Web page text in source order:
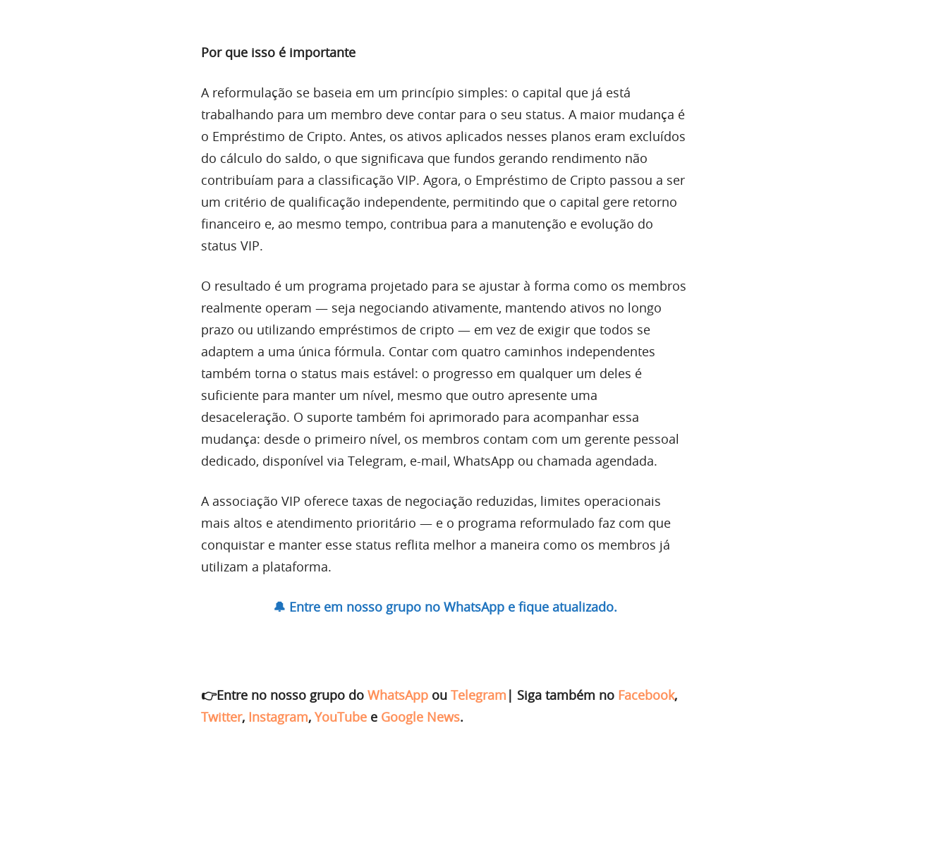
Por que isso é importante
A reformulação se baseia em um princípio simples: o capital que já está
trabalhando para um membro deve contar para o seu status. A maior mudança é
o Empréstimo de Cripto. Antes, os ativos aplicados nesses planos eram excluídos
do cálculo do saldo, o que significava que fundos gerando rendimento não
contribuíam para a classificação VIP. Agora, o Empréstimo de Cripto passou a ser
um critério de qualificação independente, permitindo que o capital gere retorno
financeiro e, ao mesmo tempo, contribua para a manutenção e evolução do
status VIP.
O resultado é um programa projetado para se ajustar à forma como os membros
realmente operam — seja negociando ativamente, mantendo ativos no longo
prazo ou utilizando empréstimos de cripto — em vez de exigir que todos se
adaptem a uma única fórmula. Contar com quatro caminhos independentes
também torna o status mais estável: o progresso em qualquer um deles é
suficiente para manter um nível, mesmo que outro apresente uma
desaceleração. O suporte também foi aprimorado para acompanhar essa
mudança: desde o primeiro nível, os membros contam com um gerente pessoal
dedicado, disponível via Telegram, e-mail, WhatsApp ou chamada agendada.
A associação VIP oferece taxas de negociação reduzidas, limites operacionais
mais altos e atendimento prioritário — e o programa reformulado faz com que
conquistar e manter esse status reflita melhor a maneira como os membros já
utilizam a plataforma.
🔔 Entre em nosso grupo no WhatsApp e fique atualizado.
👉Entre no nosso grupo do WhatsApp ou Telegram | Siga também no Facebook,
Twitter, Instagram, YouTube e Google News.